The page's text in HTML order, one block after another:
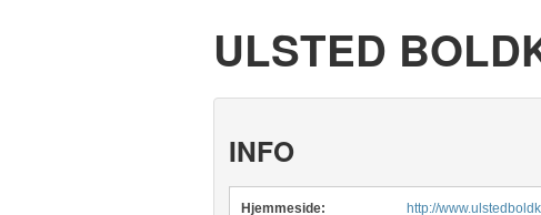
ULSTED
INFO
Hjemmeside: http://